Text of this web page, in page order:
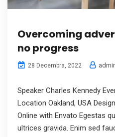
Overcoming
no progress
28 Decembra, 2022
Speaker Charles Kennedy
Location Oakland, USA
Online with Envato Egestas
ultrices gravida. Enim sed